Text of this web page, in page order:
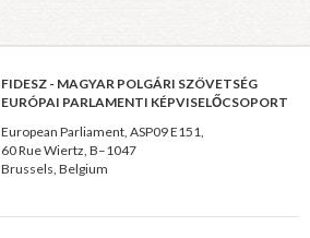
FIDESZ - MAGYAR POLGÁRI SZÖVETSÉG
EURÓPAI PARLAMENTI KÉPVISELŐCSOPORT
European Parliament, ASP09 E151,
60 Rue Wiertz, B–1047
Brussels, Belgium